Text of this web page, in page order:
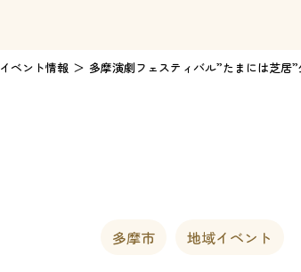
イベント情報 多摩演劇フェスティバル”たまには芝居
多摩市 地域イベント